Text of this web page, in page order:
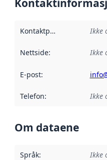
Kontaktpunkt Ikke
Nettside: Ikke
E-post:
Telefon: Ikke
Om dataene
Språk: Ikke